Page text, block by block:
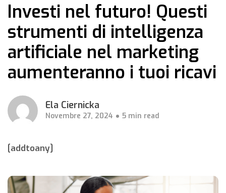
Investi nel futuro! Questi
strumenti di intelligenza
artificiale nel marketing
aumenteranno i tuoi ricavi
Ela Ciernicka
Novembre 27, 2024 5 min read
[addtoany]